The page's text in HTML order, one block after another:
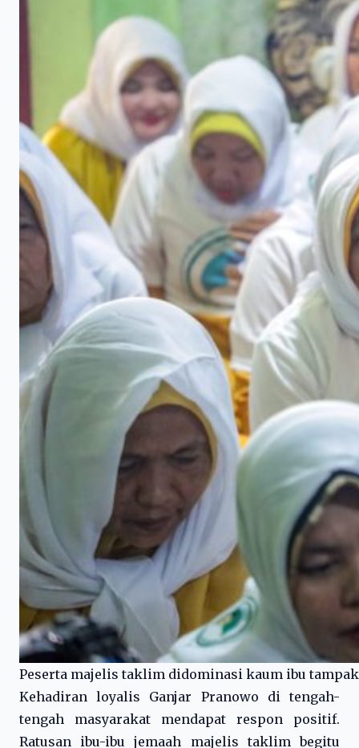
Peserta majelis taklim didominasi kaum ibu
Kehadiran loyalis Ganjar Pranowo di tengah-
tengah masyarakat mendapat respon positif.
Ratusan ibu-ibu jemaah majelis taklim begitu